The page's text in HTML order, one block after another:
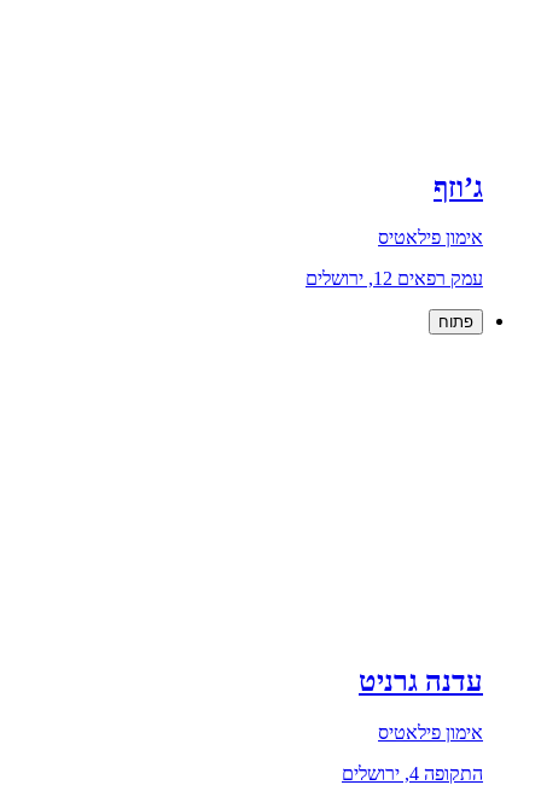
ג’וזף
אימון פילאטיס
עמק רפאים 12, ירושלים
פתוח
עדנה גרניט
אימון פילאטיס
התקופה 4, ירושלים